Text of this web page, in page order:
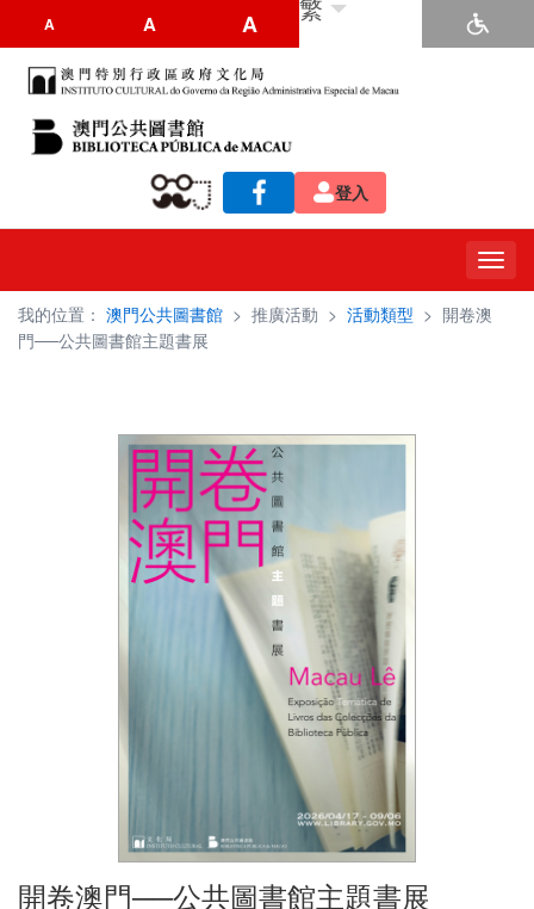
A A A 繁
登入
我的位置： 澳門公共圖書館 > 推廣活動 > 活動類型 > 開卷澳
門──公共圖書館主題書展
開卷澳門──公共圖書館主題書展